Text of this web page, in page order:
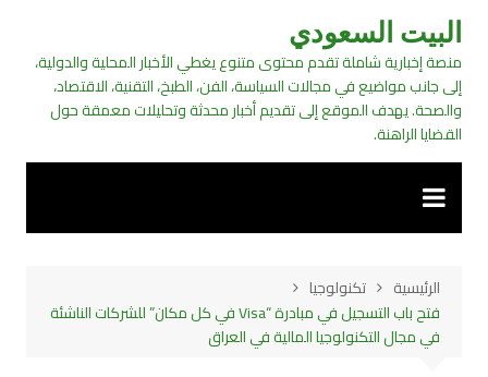
التجاوز
المحتوى
البيت السعودي
منصة إخبارية شاملة تقدم محتوى متنوع يغطي الأخبار المحلية والدولية،
إلى جانب مواضيع في مجالات السياسة، الفن، الطبخ، التقنية، الاقتصاد،
والصحة. يهدف الموقع إلى تقديم أخبار محدثة وتحليلات معمقة حول
القضايا الراهنة.
الرئيسية
تكنولوجيا
فتح باب التسجيل في مبادرة “Visa في كل مكان” للشركات الناشئة
في مجال التكنولوجيا المالية في العراق